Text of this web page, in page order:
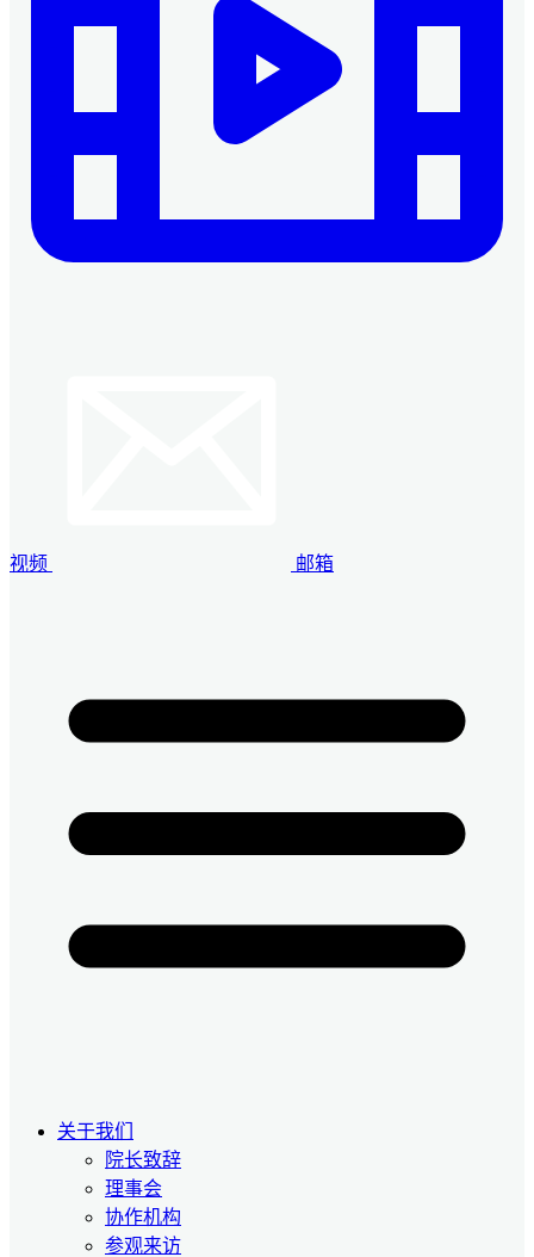
视频 邮箱
关于我们
院长致辞
理事会
协作机构
参观来访